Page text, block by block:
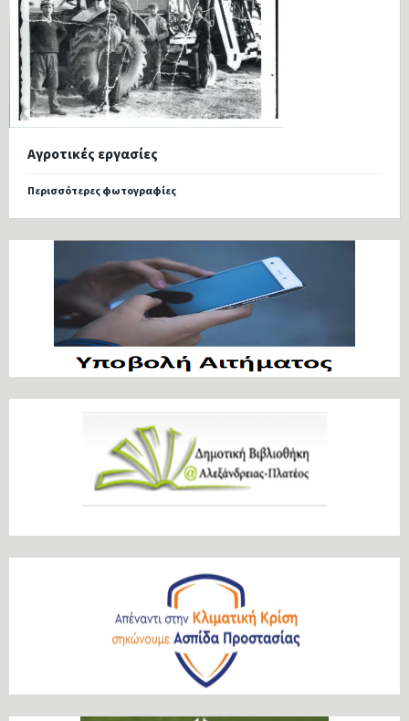
Αγροτικές εργασίες
Περισσότερες φωτογραφίες